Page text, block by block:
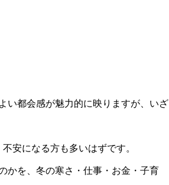
い都会感が魅力的に映りますが、いざ
安になる方も多いはずです。
かを、冬の寒さ・仕事・お金・子育